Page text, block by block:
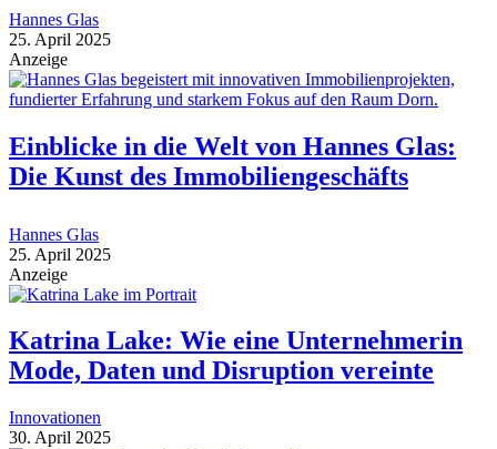
Hannes Glas
25. April 2025
Anzeige
Einblicke in die Welt von Hannes Glas:
Die Kunst des Immobiliengeschäfts
Hannes Glas
25. April 2025
Anzeige
Katrina Lake: Wie eine Unternehmerin
Mode, Daten und Disruption vereinte
Innovationen
30. April 2025